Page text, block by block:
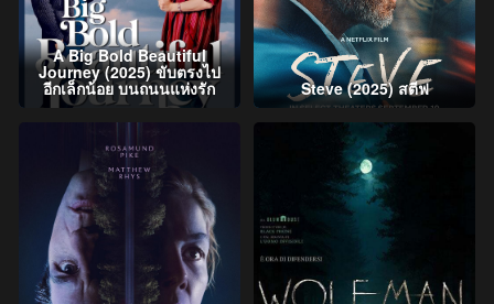
A Big Bold Beautiful
Journey (2025) ขับตรงไป
อีกเล็กน้อย บนถนนแห่งรัก Steve (2025) สตีฟ